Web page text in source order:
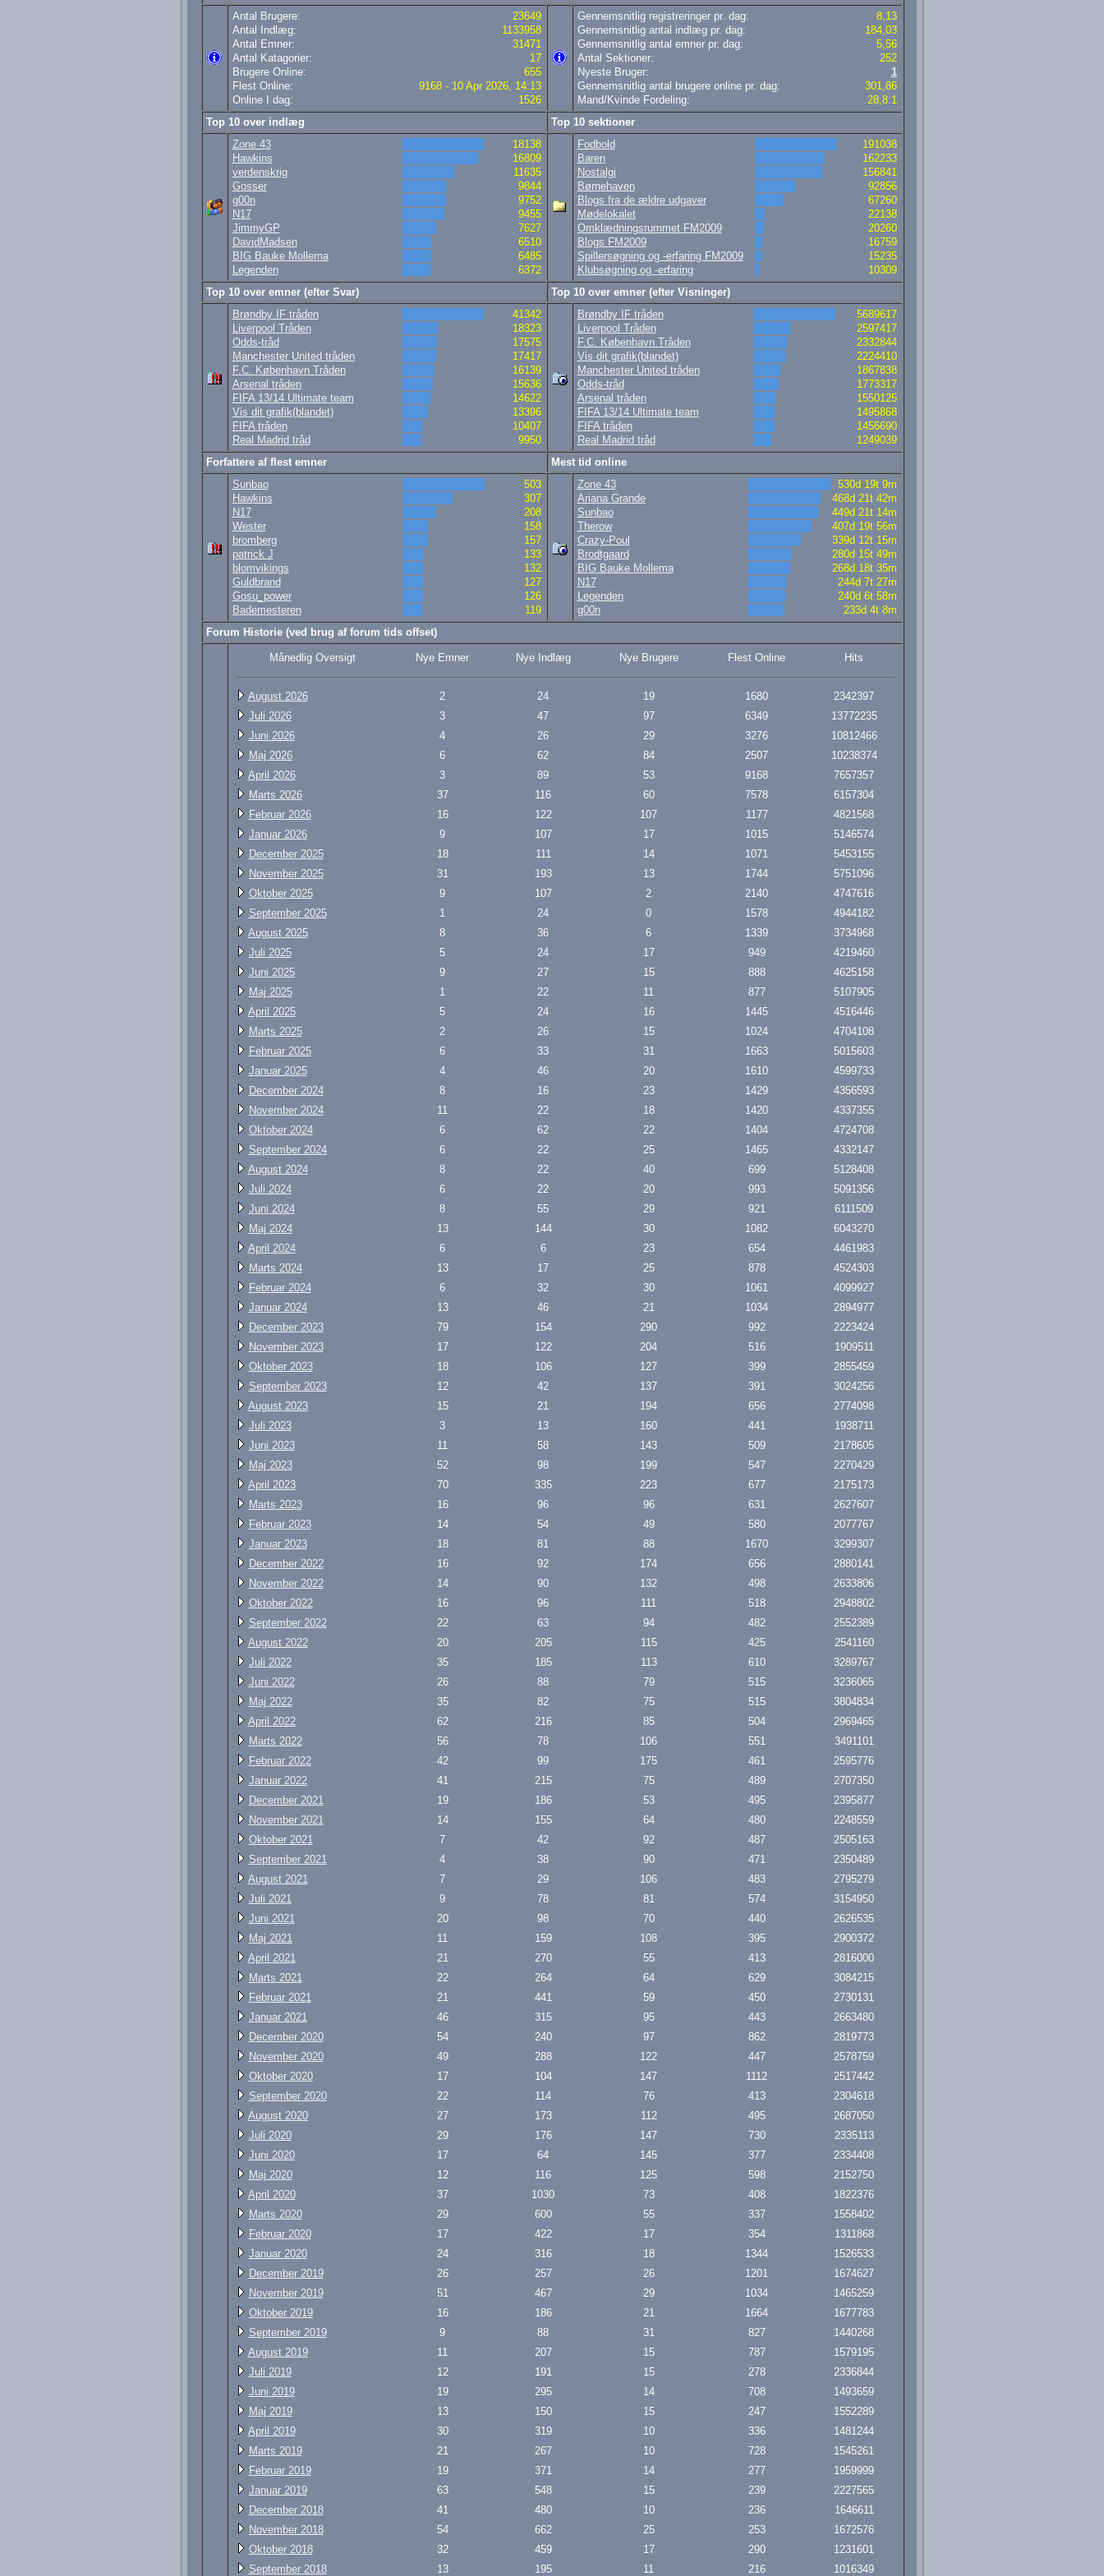
Antal Brugere:
23649
Antal Indlæg:
1133958
Antal Emner:
31471
Antal Katagorier:
17
Brugere Online:
655
Flest Online:
9168 - 10 Apr 2026, 14:13
Online I dag:
1526
Gennemsnitlig registreringer pr. dag:
8,13
Gennemsnitlig antal indlæg pr. dag:
184,03
Gennemsnitlig antal emner pr. dag:
5,56
Antal Sektioner:
252
Nyeste Bruger:
1
Gennemsnitlig antal brugere online pr. dag:
301,86
Mand/Kvinde Fordeling:
28,8:1
Top 10 over indlæg
Top 10 sektioner
Zone 43
18138
Hawkins
16809
verdenskrig
11635
Gosser
9844
g00n
9752
N17
9455
JimmyGP
7627
DavidMadsen
6510
BIG Bauke Mollema
6485
Legenden
6372
Fodbold
191038
Baren
162233
Nostalgi
156841
Børnehaven
92856
Blogs fra de ældre udgaver
67260
Mødelokalet
22138
Omklædningsrummet FM2009
20260
Blogs FM2009
16759
Spillersøgning og -erfaring FM2009
15235
Klubsøgning og -erfaring
10309
Top 10 over emner (efter Svar)
Top 10 over emner (efter Visninger)
Brøndby IF tråden
41342
Liverpool Tråden
18323
Odds-tråd
17575
Manchester United tråden
17417
F.C. København Tråden
16139
Arsenal tråden
15636
FIFA 13/14 Ultimate team
14622
Vis dit grafik(blandet)
13396
FIFA tråden
10407
Real Madrid tråd
9950
Brøndby IF tråden
5689617
Liverpool Tråden
2597417
F.C. København Tråden
2332844
Vis dit grafik(blandet)
2224410
Manchester United tråden
1867838
Odds-tråd
1773317
Arsenal tråden
1550125
FIFA 13/14 Ultimate team
1495868
FIFA tråden
1456690
Real Madrid tråd
1249039
Forfattere af flest emner
Mest tid online
Sunbao
503
Hawkins
307
N17
208
Wester
158
bromberg
157
patrick J
133
blomvikings
132
Guldbrand
127
Gosu_power
126
Bademesteren
119
Zone 43
530d 19t 9m
Ariana Grande
468d 21t 42m
Sunbao
449d 21t 14m
Therow
407d 19t 56m
Crazy-Poul
339d 12t 15m
Brodtgaard
280d 15t 49m
BIG Bauke Mollema
268d 18t 35m
N17
244d 7t 27m
Legenden
240d 6t 58m
g00n
233d 4t 8m
Forum Historie (ved brug af forum tids offset)
Månedlig Oversigt Nye Emner Nye Indlæg Nye Brugere Flest Online Hits
August 2026 2 24 19 1680
2342397
Juli 2026
3 47 97 6349
13772235
Juni 2026
4 26 29 3276
10812466
Maj 2026
6 62 84 2507
10238374
April 2026
3 89 53 9168
7657357
Marts 2026
37 116 60 7578
6157304
Februar 2026
16 122 107 1177
4821568
Januar 2026
9 107 17 1015
5146574
December 2025
18 111 14 1071
5453155
November 2025
31 193 13 1744
5751096
Oktober 2025
9 107 2 2140
4747616
September 2025
1 24 0 1578
4944182
August 2025
8 36 6 1339
3734968
Juli 2025
5 24 17 949
4219460
Juni 2025
9 27 15 888
4625158
Maj 2025
1 22 11 877
5107905
April 2025
5 24 16 1445
4516446
Marts 2025
2 26 15 1024
4704108
Februar 2025
6 33 31 1663
5015603
Januar 2025
4 46 20 1610
4599733
December 2024
8 16 23 1429
4356593
November 2024
11 22 18 1420
4337355
Oktober 2024
6 62 22 1404
4724708
September 2024
6 22 25 1465
4332147
August 2024
8 22 40 699
5128408
Juli 2024
6 22 20 993
5091356
Juni 2024
8 55 29 921
6111509
Maj 2024
13 144 30 1082
6043270
April 2024
6 6 23 654
4461983
Marts 2024
13 17 25 878
4524303
Februar 2024
6 32 30 1061
4099927
Januar 2024
13 46 21 1034
2894977
December 2023
79 154 290 992
2223424
November 2023
17 122 204 516
1909511
Oktober 2023
18 106 127 399
2855459
September 2023
12 42 137 391
3024256
August 2023
15 21 194 656
2774098
Juli 2023
3 13 160 441
1938711
Juni 2023
11 58 143 509
2178605
Maj 2023
52 98 199 547
2270429
April 2023
70 335 223 677
2175173
Marts 2023
16 96 96 631
2627607
Februar 2023
14 54 49 580
2077767
Januar 2023
18 81 88 1670
3299307
December 2022
16 92 174 656
2880141
November 2022
14 90 132 498
2633806
Oktober 2022
16 96 111 518
2948802
September 2022
22 63 94 482
2552389
August 2022
20 205 115 425
2541160
Juli 2022
35 185 113 610
3289767
Juni 2022
26 88 79 515
3236065
Maj 2022
35 82 75 515
3804834
April 2022
62 216 85 504
2969465
Marts 2022
56 78 106 551
3491101
Februar 2022
42 99 175 461
2595776
Januar 2022
41 215 75 489
2707350
December 2021
19 186 53 495
2395877
November 2021
14 155 64 480
2248559
Oktober 2021
7 42 92 487
2505163
September 2021
4 38 90 471
2350489
August 2021
7 29 106 483
2795279
Juli 2021
9 78 81 574
3154950
Juni 2021
20 98 70 440
2626535
Maj 2021
11 159 108 395
2900372
April 2021
21 270 55 413
2816000
Marts 2021
22 264 64 629
3084215
Februar 2021
21 441 59 450
2730131
Januar 2021
46 315 95 443
2663480
December 2020
54 240 97 862
2819773
November 2020
49 288 122 447
2578759
Oktober 2020
17 104 147 1112
2517442
September 2020
22 114 76 413
2304618
August 2020
27 173 112 495
2687050
Juli 2020
29 176 147 730
2335113
Juni 2020
17 64 145 377
2334408
Maj 2020
12 116 125 598
2152750
April 2020
37 1030 73 408
1822376
Marts 2020
29 600 55 337
1558402
Februar 2020
17 422 17 354
1311868
Januar 2020
24 316 18 1344
1526533
December 2019
26 257 26 1201
1674627
November 2019
51 467 29 1034
1465259
Oktober 2019
16 186 21 1664
1677783
September 2019
9 88 31 827
1440268
August 2019
11 207 15 787
1579195
Juli 2019
12 191 15 278
2336844
Juni 2019
19 295 14 708
1493659
Maj 2019
13 150 15 247
1552289
April 2019
30 319 10 336
1481244
Marts 2019
21 267 10 728
1545261
Februar 2019
19 371 14 277
1959999
Januar 2019
63 548 15 239
2227565
December 2018
41 480 10 236
1646611
November 2018
54 662 25 253
1672576
Oktober 2018
32 459 17 290
1231601
September 2018
13 195 11 216 1016349